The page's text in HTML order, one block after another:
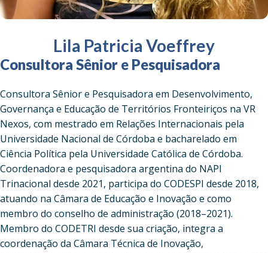
Lila Patricia Voeffrey
Consultora Sênior e Pesquisadora
Consultora Sênior e Pesquisadora em Desenvolvimento,
Governança e Educação de Territórios Fronteiriços na VR
Nexos, com mestrado em Relações Internacionais pela
Universidade Nacional de Córdoba e bacharelado em
Ciência Política pela Universidade Católica de Córdoba.
Coordenadora e pesquisadora argentina do NAPI
Trinacional desde 2021, participa do CODESPI desde 2018,
atuando na Câmara de Educação e Inovação e como
membro do conselho de administração (2018–2021).
Membro do CODETRI desde sua criação, integra a
coordenação da Câmara Técnica de Inovação,